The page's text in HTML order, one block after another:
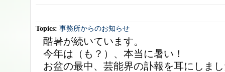
Topics: 事務所からのお知らせ
酷暑が続いています。
今年は（も？）、本当に暑い！
お盆の最中、芸能界の訃報を耳にしま